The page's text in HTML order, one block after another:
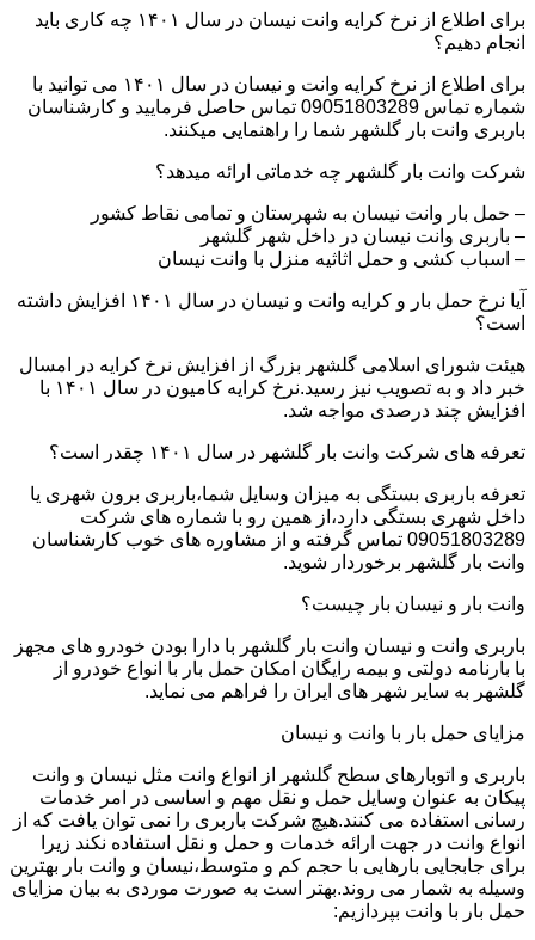
برای اطلاع از نرخ کرایه وانت نیسان در سال ۱۴۰۱ چه کاری باید
انجام دهیم؟
برای اطلاع از نرخ کرایه وانت و نیسان در سال ۱۴۰۱ می توانید با
شماره تماس 09051803289 تماس حاصل فرمایید و کارشناسان
باربری وانت بار گلشهر شما را راهنمایی میکنند.
شرکت وانت بار گلشهر چه خدماتی ارائه میدهد؟
– حمل بار وانت نیسان به شهرستان و تمامی نقاط کشور
– باربری وانت نیسان در داخل شهر گلشهر
– اسباب کشی و حمل اثاثیه منزل با وانت نیسان
آیا نرخ حمل بار و کرایه وانت و نیسان در سال ۱۴۰۱ افزایش داشته
است؟
هیئت شورای اسلامی گلشهر بزرگ از افزایش نرخ کرایه در امسال
خبر داد و به تصویب نیز رسید.نرخ کرایه کامیون در سال ۱۴۰۱ با
افزایش چند درصدی مواجه شد.
تعرفه های شرکت وانت بار گلشهر در سال ۱۴۰۱ چقدر است؟
تعرفه باربری بستگی به میزان وسایل شما،باربری برون شهری یا
داخل شهری بستگی دارد،از همین رو با شماره های شرکت
09051803289 تماس گرفته و از مشاوره های خوب کارشناسان
وانت بار گلشهر برخوردار شوید.
وانت بار و نیسان بار چیست؟
باربری وانت و نیسان وانت بار گلشهر با دارا بودن خودرو های مجهز
با بارنامه دولتی و بیمه رایگان امکان حمل بار با انواع خودرو از
گلشهر به سایر شهر های ایران را فراهم می نماید.
مزایای حمل بار با وانت و نیسان
باربری و اتوبارهای سطح گلشهر از انواع وانت مثل نیسان و وانت
پیکان به عنوان وسایل حمل و نقل مهم و اساسی در امر خدمات
رسانی استفاده می کنند.هیچ شرکت باربری را نمی توان یافت که از
انواع وانت در جهت ارائه خدمات و حمل و نقل استفاده نکند زیرا
برای جابجایی بارهایی با حجم کم و متوسط،نیسان و وانت بار بهترین
وسیله به شمار می روند.بهتر است به صورت موردی به بیان مزایای
حمل بار با وانت بپردازیم: